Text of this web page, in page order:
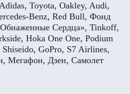
Toyota, Oakley, Audi,
Benz, Red Bull, Фонд
Сердца», Tinkoff,
Hoka One One, Podium
GoPro, S7 Airlines,
Мегафон, Дзен, Самолет